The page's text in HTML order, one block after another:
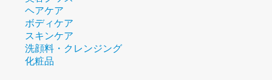
ヘアケア
ボディケア
スキンケア
洗顔料・クレンジング
化粧品